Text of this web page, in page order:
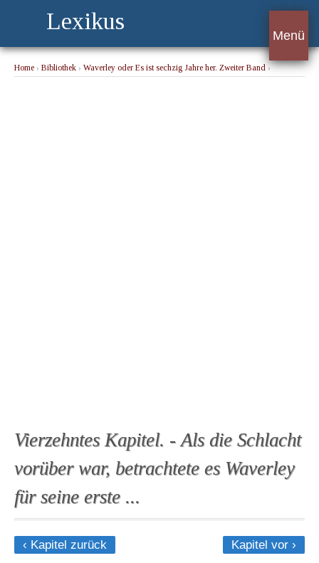
Lexikus
Menü
Home › Bibliothek › Waverley oder Es ist sechzig Jahre her. Zweiter Band ›
Vierzehntes Kapitel. - Als die Schlacht
vorüber war, betrachtete es Waverley
für seine erste ...
‹ Kapitel zurück Kapitel vor ›